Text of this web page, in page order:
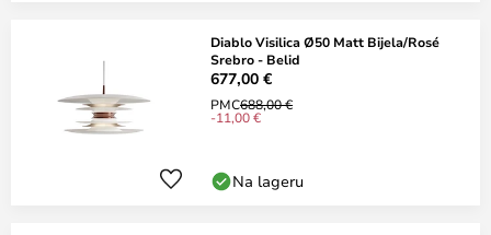
Diablo Visilica Ø50 Matt Bijela/Rosé
Srebro - Belid
677,00 €
PMC688,00 €
-11,00 €
Na lageru